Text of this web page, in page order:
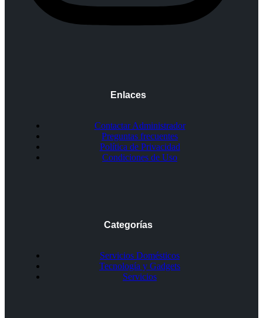
Enlaces
Contactar Administrador
Preguntas frecuentes
Política de Privacidad
Condiciones de Uso
Categorías
Servicios Domésticos
Tecnología y Gadgets
Servicios